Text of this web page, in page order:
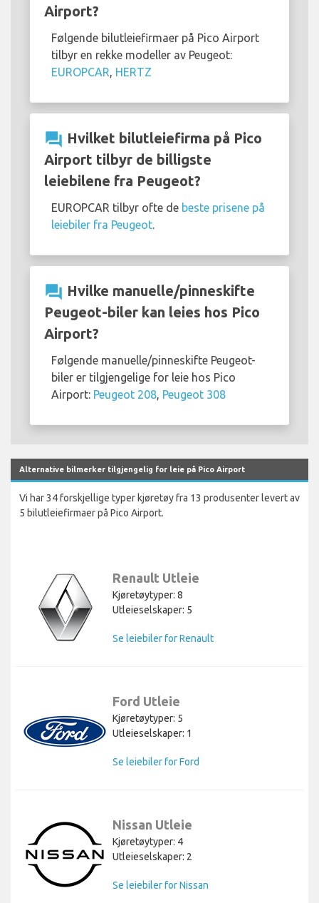
Airport?
Følgende bilutleiefirmaer på Pico Airport
tilbyr en rekke modeller av Peugeot:
EUROPCAR, HERTZ
question_answer Hvilket bilutleiefirma på Pico
Airport tilbyr de billigste
leiebilene fra Peugeot?
EUROPCAR tilbyr ofte de beste prisene på
leiebiler fra Peugeot.
question_answer Hvilke manuelle/pinneskifte
Peugeot-biler kan leies hos Pico
Airport?
Følgende manuelle/pinneskifte Peugeot-
biler er tilgjengelige for leie hos Pico
Airport: Peugeot 208, Peugeot 308
Alternative bilmerker tilgjengelig for leie på Pico Airport
Vi har 34 forskjellige typer kjøretøy fra 13 produsenter levert av
5 bilutleiefirmaer på Pico Airport.
Renault Utleie
Kjøretøytyper: 8
Utleieselskaper: 5
Se leiebiler for Renault
Ford Utleie
Kjøretøytyper: 5
Utleieselskaper: 1
Se leiebiler for Ford
Nissan Utleie
Kjøretøytyper: 4
Utleieselskaper: 2
Se leiebiler for Nissan